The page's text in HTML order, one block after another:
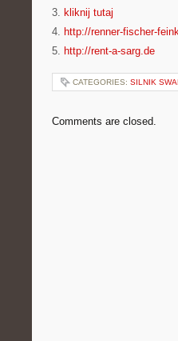
3. kliknij tutaj
4. http://renner-fischer-
5. http://rent-a-sarg.de
CATEGORIES: SILNIK
Comments are closed.